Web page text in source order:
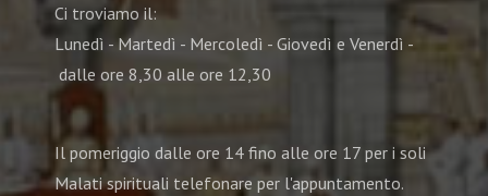
Ci troviamo il:
Lunedì - Martedì - Mercoledì - Giovedì e Venerdì -
dalle ore 8,30 alle ore 12,30
Il pomeriggio dalle ore 14 fino alle ore 17 per i soli
Malati spirituali telefonare per l'appuntamento.